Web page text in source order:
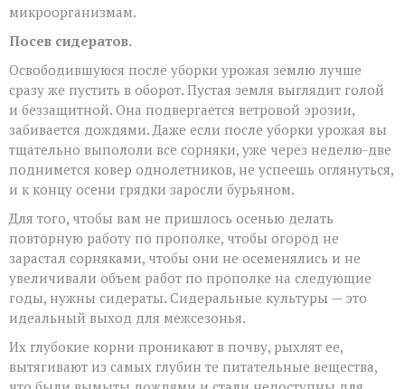
микроорганизмам.
Посев сидератов.
Освободившуюся после уборки урожая землю лучше
сразу же пустить в оборот. Пустая земля выглядит голой
и беззащитной. Она подвергается ветровой эрозии,
забивается дождями. Даже если после уборки урожая вы
тщательно выпололи все сорняки, уже через неделю-две
поднимется ковер однолетников, не успеешь оглянуться,
и к концу осени грядки заросли бурьяном.
Для того, чтобы вам не пришлось осенью делать
повторную работу по прополке, чтобы огород не
зарастал сорняками, чтобы они не осеменялись и не
увеличивали объем работ по прополке на следующие
годы, нужны сидераты. Сидеральные культуры — это
идеальный выход для межсезонья.
Их глубокие корни проникают в почву, рыхлят ее,
вытягивают из самых глубин те питательные вещества,